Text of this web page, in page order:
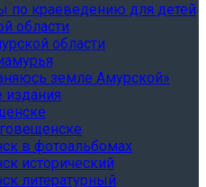
по краеведению для детей
области
области
земле Амурской»
в фотоальбомах
исторический
литературный